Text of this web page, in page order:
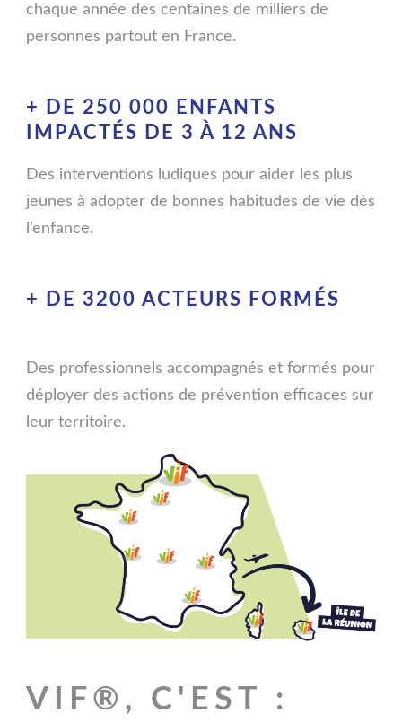
chaque année des centaines de milliers de
personnes partout en France.
+ DE 250 000 ENFANTS
IMPACTÉS DE 3 À 12 ANS
Des interventions ludiques pour aider les plus
jeunes à adopter de bonnes habitudes de vie dès
l’enfance.
+ DE 3200 ACTEURS FORMÉS
Des professionnels accompagnés et formés pour
déployer des actions de prévention efficaces sur
leur territoire.
VIF®, C'EST :